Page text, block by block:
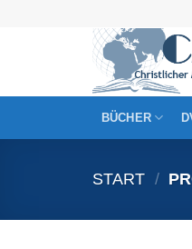
BÜCHER
START /